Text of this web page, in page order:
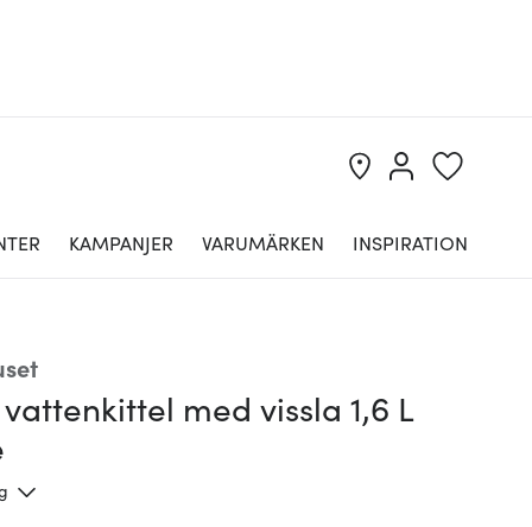
KAMPANJER VARUMÄRKEN INSPIRATION
med vissla 1,6 L